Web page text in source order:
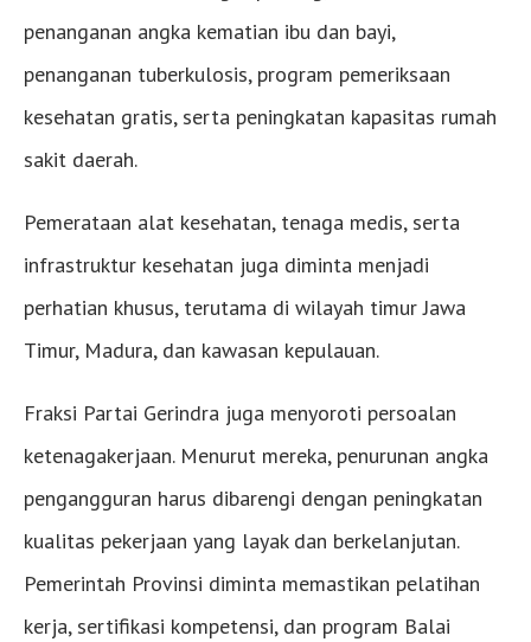
penanganan angka kematian ibu dan bayi,
penanganan tuberkulosis, program pemeriksaan
kesehatan gratis, serta peningkatan kapasitas rumah
sakit daerah.
Pemerataan alat kesehatan, tenaga medis, serta
infrastruktur kesehatan juga diminta menjadi
perhatian khusus, terutama di wilayah timur Jawa
Timur, Madura, dan kawasan kepulauan.
Fraksi Partai Gerindra juga menyoroti persoalan
ketenagakerjaan. Menurut mereka, penurunan angka
pengangguran harus dibarengi dengan peningkatan
kualitas pekerjaan yang layak dan berkelanjutan.
Pemerintah Provinsi diminta memastikan pelatihan
kerja, sertifikasi kompetensi, dan program Balai